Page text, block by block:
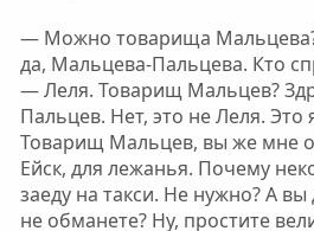
— Можно товарища
да, Мальцева-Пальцева. Кто
— Леля. Товарищ Мальцев?
Пальцев. Нет, это не Леля. Это
Товарищ Мальцев, вы же мне
Ейск, для лежанья. Почему
заеду на такси. Не нужно? А
не обманете? Ну, простите